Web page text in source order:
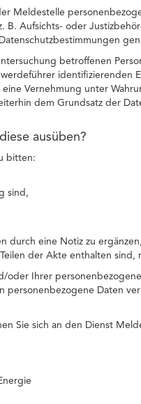
Meldestelle
Aufsichts- oder
betroffenen
identifizierenden
Vernehmung unter
dem Grundsatz der
ausüben?
bitten:
sind,
durch eine Notiz zu
der Akte enthalten
Ihrer
personenbezogene Daten
Sie sich an den Dienst